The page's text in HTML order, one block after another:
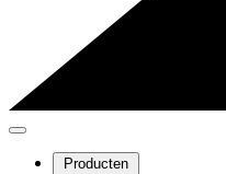
Producten